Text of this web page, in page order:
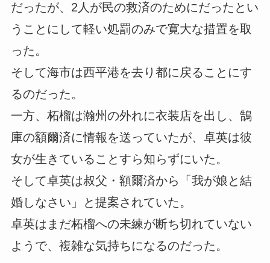
だったが、2人が民の救済のためにだったとい
うことにして軽い処罰のみで寛大な措置を取
った。
そして海市は西平港を去り都に戻ることにす
るのだった。
一方、柘榴は瀚州の外れに衣装店を出し、鵠
庫の額爾済に情報を送っていたが、卓英は彼
女が生きていることすら知らずにいた。
そして卓英は叔父・額爾済から「我が娘と結
婚しなさい」と提案されていた。
卓英はまだ柘榴への未練が断ち切れていない
ようで、複雑な気持ちになるのだった。